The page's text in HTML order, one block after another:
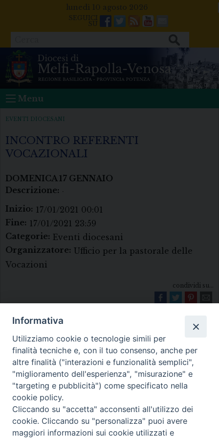
lunedì 10 agosto 2026
Facebook
Twitter
FeedsYoutube
Mail
Menu
EVENTI DIOCESANI
INCONTRO REFERENTI
VOCAZIONALI
DOMENICA 17 GENNAIO
Descrizione: .
Inizio: 17/01/2021 00:01
Fine: 17/01/2021 23:59
Categorie: Eventi diocesani
Organizzatore: Ufficio per la pastorale delle
Vocazioni
condividi su...
Diocesi di Melfi Rapolla Venosa
• Largo Duomo, 12 - 85025 MELFI (PZ) •
Tel. 0972238604
PEC ufficiale della Diocesi:
Informativa
Utilizziamo cookie o tecnologie simili per
finalità tecniche e, con il tuo consenso, anche per
altre finalità ("interazioni e funzionalità semplici",
"miglioramento dell'esperienza", "misurazione" e
"targeting e pubblicità") come specificato nella
cookie policy.
Cliccando su "accetta" acconsenti all'utilizzo dei
cookie. Cliccando su "personalizza" puoi avere
maggiori informazioni sui cookie utilizzati e